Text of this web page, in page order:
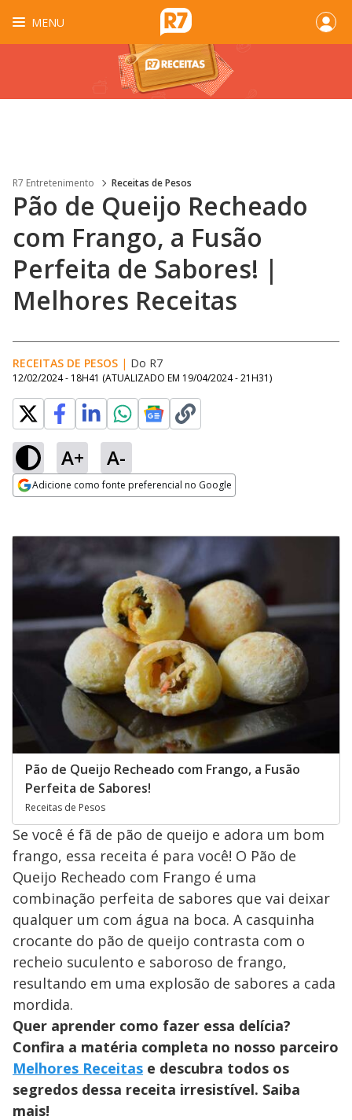
MENU
R7 Entretenimento Receitas de Pesos
Pão de Queijo Recheado
com Frango, a Fusão
Perfeita de Sabores! |
Melhores Receitas
RECEITAS DE PESOS | Do R7
12/02/2024 - 18H41 (ATUALIZADO EM 19/04/2024 - 21H31)
A+ A-
Adicione como fonte preferencial no Google
Pão de Queijo Recheado com Frango, a Fusão
Perfeita de Sabores!
Receitas de Pesos
Se você é fã de pão de queijo e adora um bom
frango, essa receita é para você! O Pão de
Queijo Recheado com Frango é uma
combinação perfeita de sabores que vai deixar
qualquer um com água na boca. A casquinha
crocante do pão de queijo contrasta com o
recheio suculento e saboroso de frango,
resultando em uma explosão de sabores a cada
mordida.
Quer aprender como fazer essa delícia?
Confira a matéria completa no nosso parceiro
Melhores Receitas e descubra todos os
segredos dessa receita irresistível. Saiba
mais!